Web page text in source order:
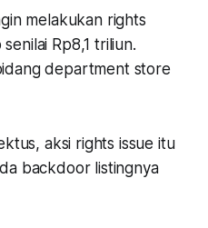
melakukan rights
Rp8,1 triliun.
department store
aksi rights issue itu
backdoor listingnya